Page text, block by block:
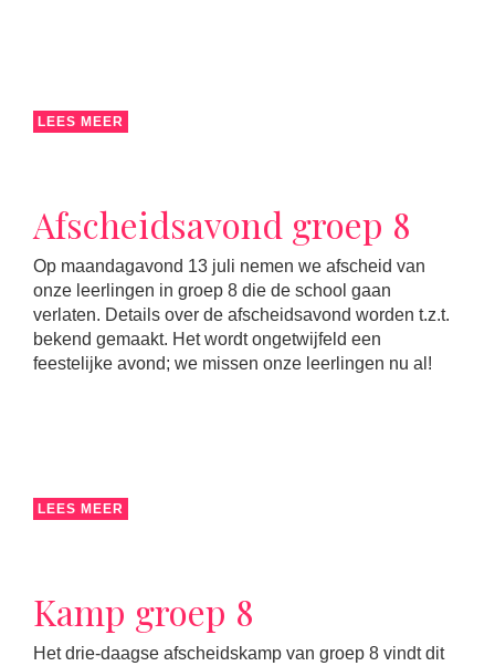
LEES MEER
Afscheidsavond groep 8
Op maandagavond 13 juli nemen we afscheid van
onze leerlingen in groep 8 die de school gaan
verlaten. Details over de afscheidsavond worden t.z.t.
bekend gemaakt. Het wordt ongetwijfeld een
feestelijke avond; we missen onze leerlingen nu al!
LEES MEER
Kamp groep 8
Het drie-daagse afscheidskamp van groep 8 vindt dit